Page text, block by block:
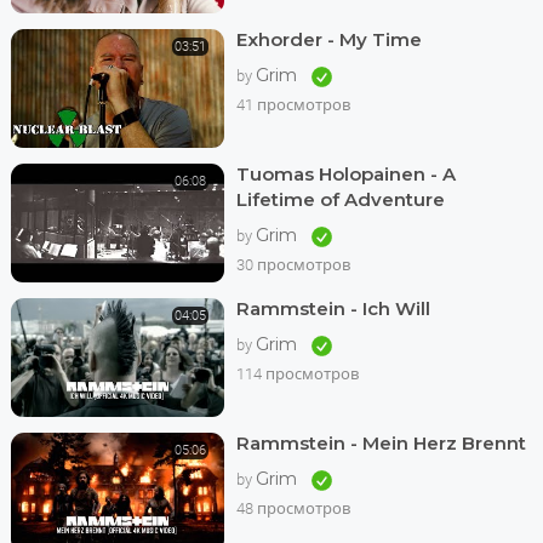
03:51 Exhorder - My Time
by Grim
41 просмотров
06:08
Tuomas Holopainen - A
Lifetime of Adventure
by Grim
30 просмотров
04:05 Rammstein - Ich Will
by Grim
114 просмотров
05:06 Rammstein - Mein Herz Brennt
by Grim
48 просмотров